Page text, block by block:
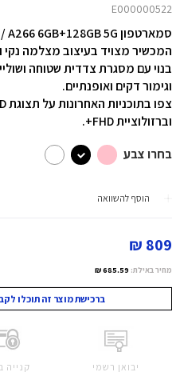
E000000522
סמארטפון Galaxy A26 / A266 6GB+128GB 5G מבית Samsung
המכשיר מצויד בעיצוב מצלמה נקי
בנוי עם מסגרת צדדית שטוחה
וגימור דקים ואופנתיים.
וברזולוציית FHD+.
בחרו צבע
הוסף להשוואה
809 ₪
מחיר באילת: 685.59 ₪
ברכישת מוצר זה תוכלו לקבל עד 809
יבואן רשמי קנייה